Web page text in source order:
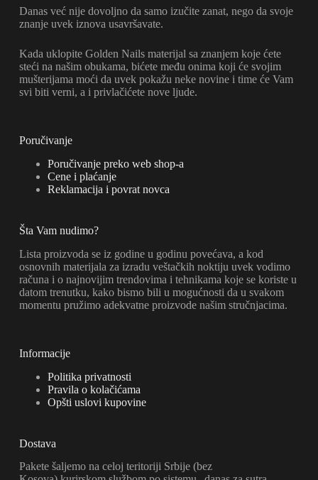
Danas već nije dovoljno da samo izučite zanat, nego da svoje
znanje uvek iznova usavršavate.
Kada uklopite Golden Nails materijal sa znanjem koje ćete
steći na našim obukama, bićete među onima koji će svojim
mušterijama moći da uvek pokažu neke novine i time će Vam
svi biti verni, a i privlačićete nove ljude.
Poručivanje
Poručivanje preko web shop-a
Cene i plaćanje
Reklamacija i povrat novca
Šta Vam nudimo?
Lista proizvoda se iz godine u godinu povećava, a kod
osnovnih materijala za izradu veštačkih noktiju uvek vodimo
računa i o najnovijim trendovima i tehnikama koje se koriste u
datom trenutku, kako bismo bili u mogućnosti da u svakom
momentu pružimo adekvatne proizvode našim stručnjacima.
Informacije
Politika privatnosti
Pravila o kolačićama
Opšti uslovi kupovine
Dostava
Pakete šaljemo na celoj teritoriji Srbije (bez